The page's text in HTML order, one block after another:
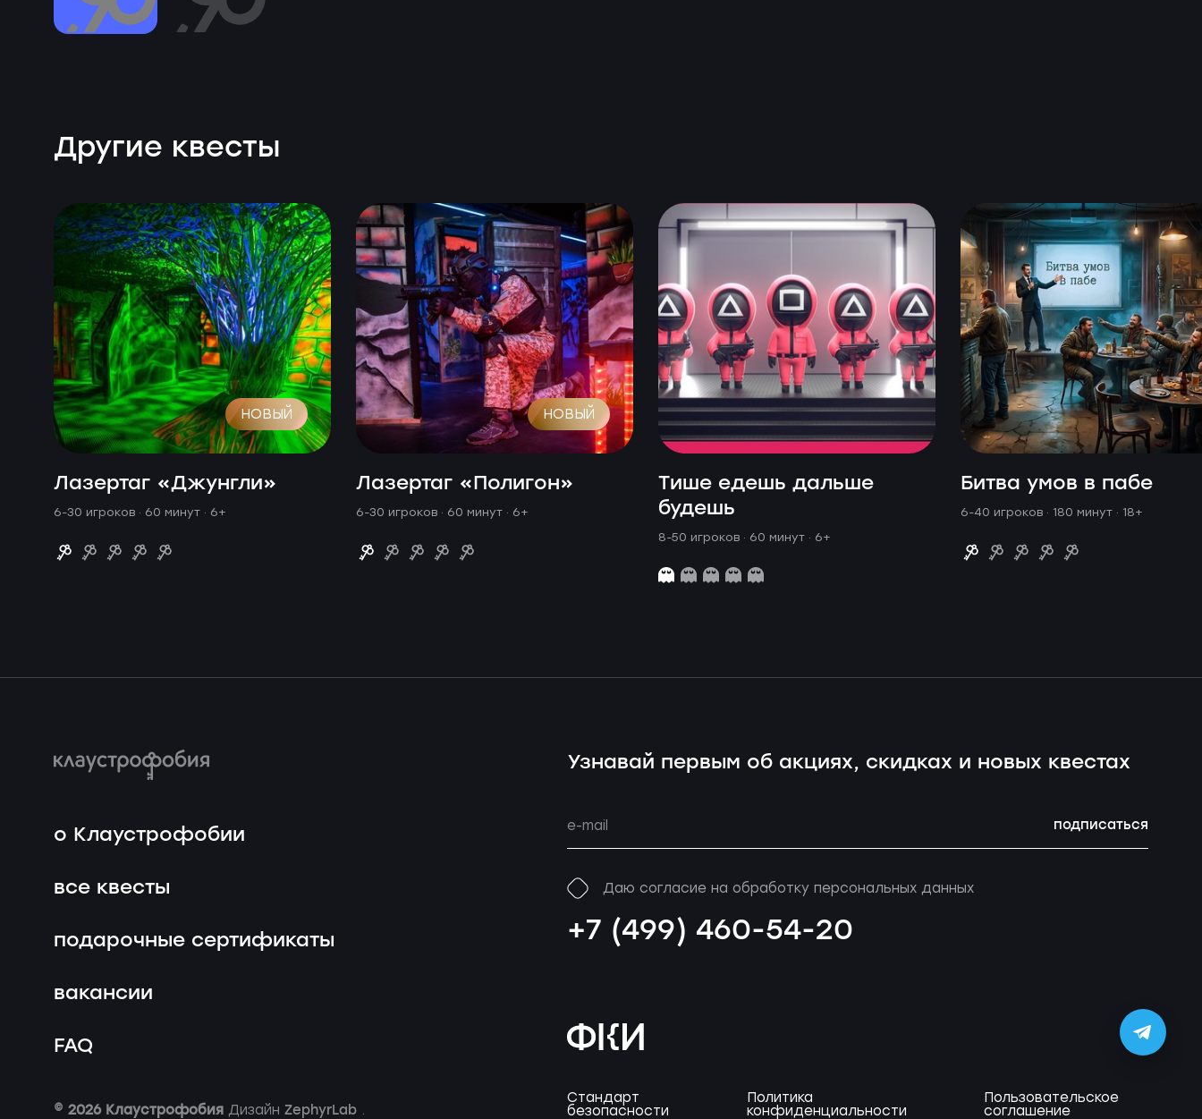
Другие квесты
НОВЫЙ
Лазертаг «Джунгли»
6-30 игроков · 60 минут · 6+
НОВЫЙ
Лазертаг «Полигон»
6-30 игроков · 60 минут · 6+
Тише едешь дальше
будешь
8-50 игроков · 60 минут · 6+
Битва умов в пабе
6-40 игроков · 180 минут · 18+
о Клаустрофобии
все квесты
подарочные сертификаты
вакансии
FAQ
© 2026 Клаустрофобия Дизайн ZephyrLab .
Узнавай первым об акциях, скидках и новых квестах
подписаться
Даю согласие на обработку персональных данных
+7 (499) 460-54-20
Стандарт
безопасности
Политика
конфиденциальности
Пользовательское
соглашение